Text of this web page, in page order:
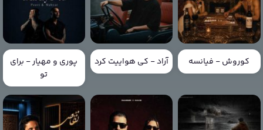
کوروش - فیانسه آراد - کی هواییت کرد
پوری و مهیار - برای
تو